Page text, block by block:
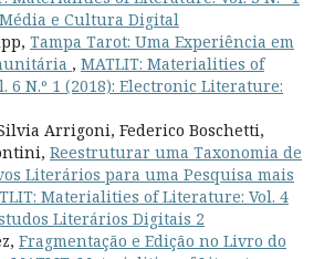
e Cultura Digital
Tampa Tarot: Uma Experiência em
, MATLIT: Materialities of
6 N.º 1 (2018): Electronic Literature:
Arrigoni, Federico Boschetti,
Reestruturar uma Taxonomia de
Literários para uma Pesquisa mais
Materialities of Literature: Vol. 4
Literários Digitais 2
Fragmentação e Edição no Livro do